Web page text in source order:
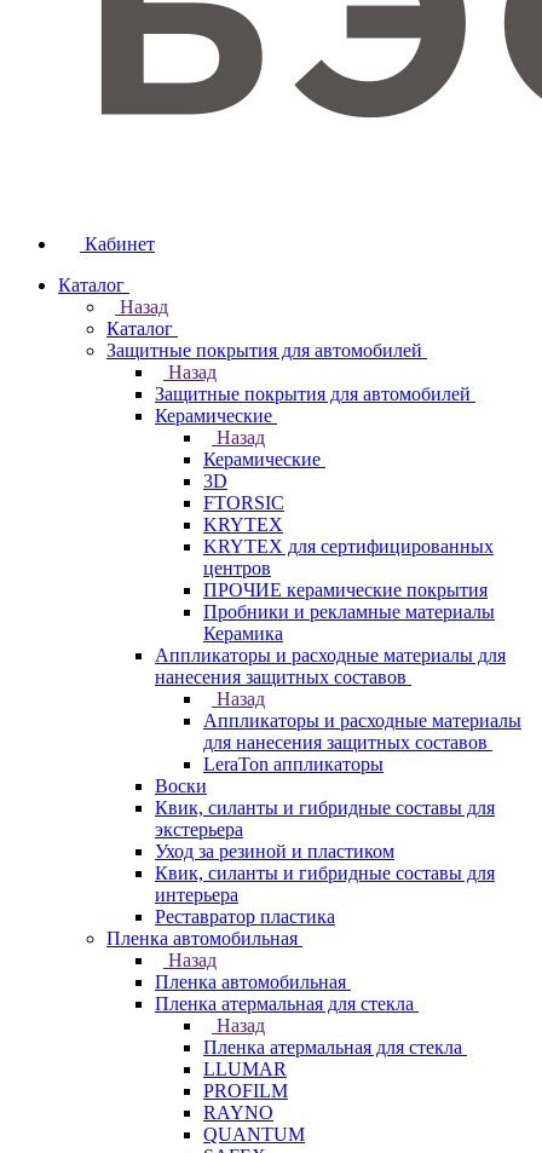
Кабинет
Каталог
Назад
Каталог
Защитные покрытия для автомобилей
Назад
Защитные покрытия для автомобилей
Керамические
Назад
Керамические
3D
FTORSIC
KRYTEX
KRYTEX для сертифицированных
центров
ПРОЧИЕ керамические покрытия
Пробники и рекламные материалы
Керамика
Аппликаторы и расходные материалы для
нанесения защитных составов
Назад
Аппликаторы и расходные материалы
для нанесения защитных составов
LeraTon аппликаторы
Воски
Квик, силанты и гибридные составы для
экстерьера
Уход за резиной и пластиком
Квик, силанты и гибридные составы для
интерьера
Реставратор пластика
Пленка автомобильная
Назад
Пленка автомобильная
Пленка атермальная для стекла
Назад
Пленка атермальная для стекла
LLUMAR
PROFILM
RAYNO
QUANTUM